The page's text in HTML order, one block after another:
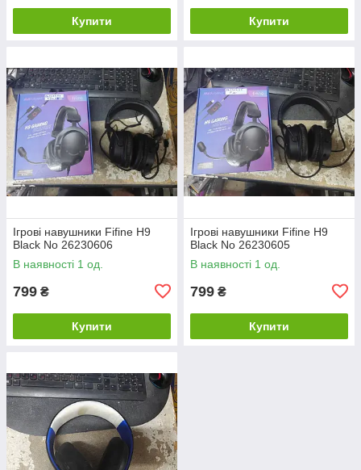
Купити Купити
Ігрові навушники Fifine H9
Black No 26230606
В наявності 1 од.
799 ₴
Купити
Ігрові навушники Fifine H9
Black No 26230605
В наявності 1 од.
799 ₴
Купити